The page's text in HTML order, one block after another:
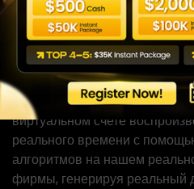
Клиентам предоставляется
виртуальные средства, в
накопительной торговли. Их
виртуальном счете
реального времени с
алгоритмов на нашем
фирмы, генерируя реальный